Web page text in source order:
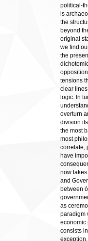
political-
is
the
beyond
original
we find
the
tensions
clear
logic. In
overturn
division
the most
most
correlate,
have
now
and
between
as
paradigm
economic
consists